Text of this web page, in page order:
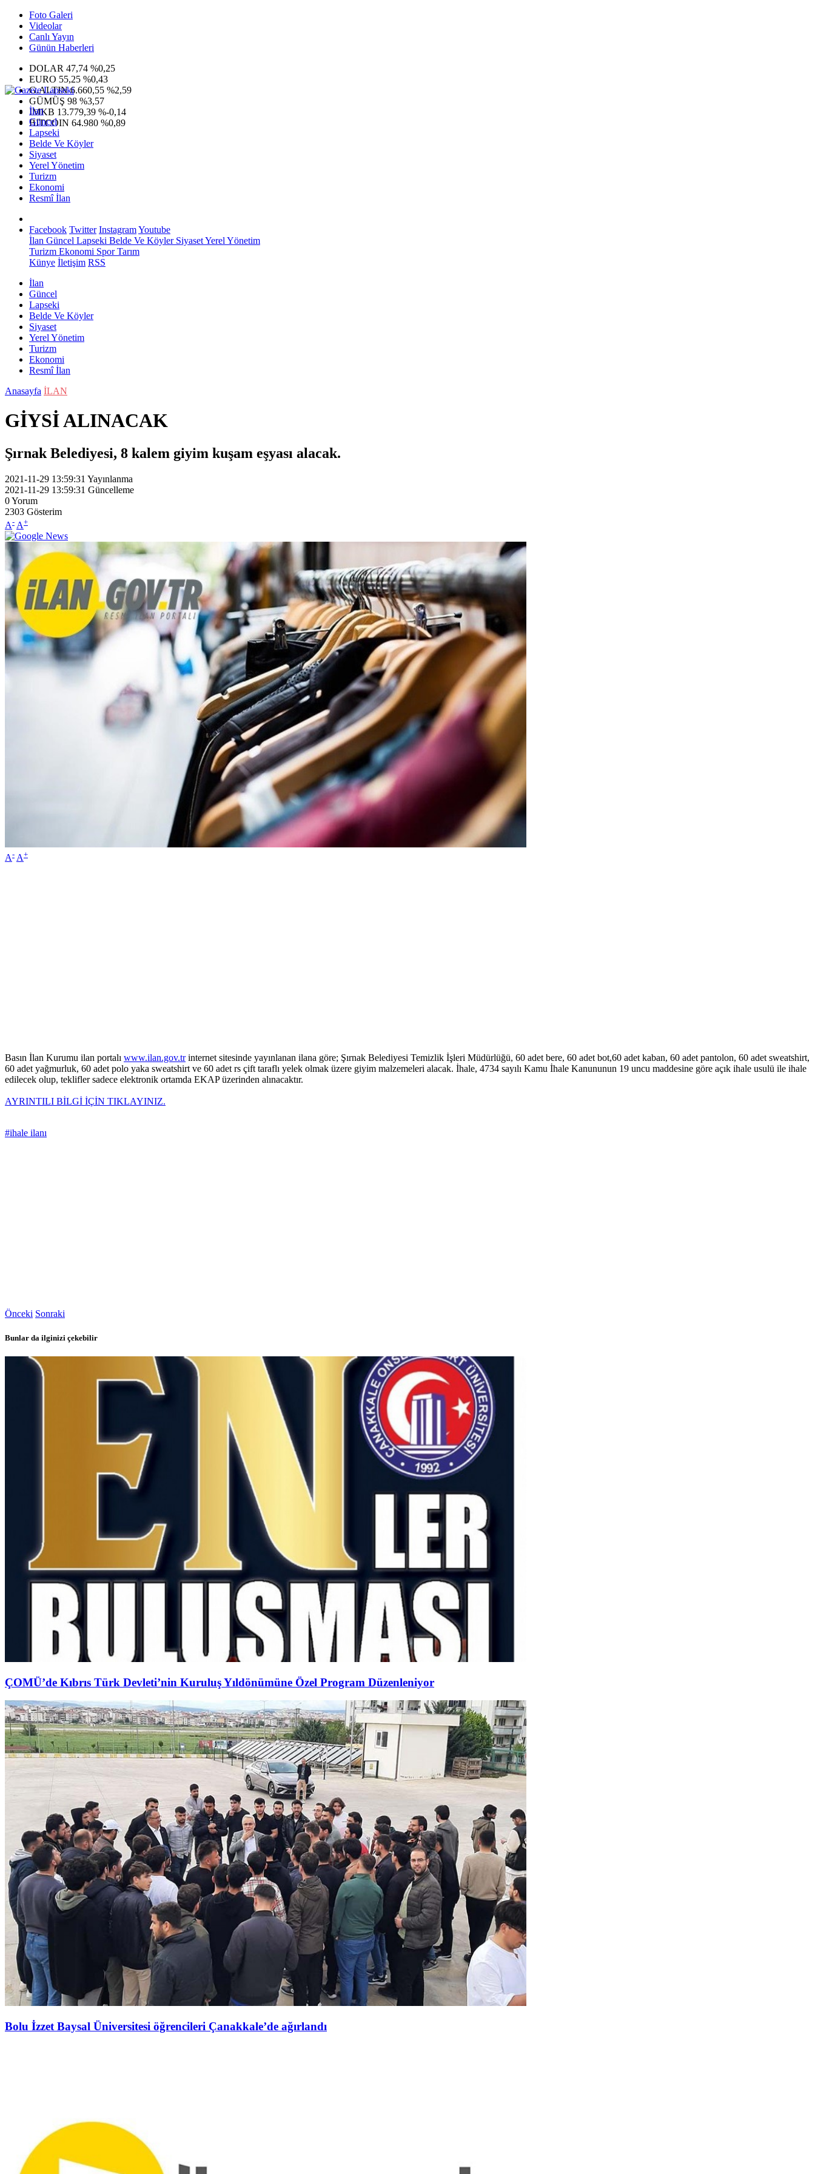
Foto Galeri
Videolar
Canlı Yayın
Günün Haberleri
DOLAR 47,74 %0,25
EURO 55,25 %0,43
G.ALTIN6.660,55 %2,59
GÜMÜŞ 98 %3,57
IMKB 13.779,39 %-0,14
BITCOIN 64.980 %0,89
İlan
Güncel
Lapseki
Belde Ve Köyler
Siyaset
Yerel Yönetim
Turizm
Ekonomi
Resmî İlan
Facebook Twitter InstagramYoutube
İlan Güncel Lapseki Belde Ve KöylerSiyasetYerel Yönetim
Turizm Ekonomi SporTarım
Künye İletişim RSS
İlan
Güncel
Lapseki
Belde Ve Köyler
Siyaset
Yerel Yönetim
Turizm
Ekonomi
Resmî İlan
Anasayfa İLAN
GİYSİ ALINACAK
Şırnak Belediyesi, 8 kalem giyim kuşam eşyası alacak.
2021-11-29 13:59:31 Yayınlanma
2021-11-29 13:59:31 Güncelleme
0Yorum
2303 Gösterim
A- A+
A- A+
Basın İlan Kurumu ilan portalı www.ilan.gov.trinternet sitesinde yayınlanan ilana göre; Şırnak Belediyesi Temizlik İşleri Müdürlüğü, 60 adet bere, 60 adet bot,60 adet kaban, 60 adet pantolon, 60 adet sweatshirt,
60 adet yağmurluk, 60 adet polo yaka sweatshirt ve 60 adet rs çift taraflı yelek olmak üzere giyim malzemeleri alacak. İhale, 4734 sayılı Kamu İhale Kanununun 19 uncu maddesine göre açık ihale usulü ile ihale
edilecek olup, teklifler sadece elektronik ortamda EKAP üzerinden alınacaktır.
AYRINTILI BİLGİ İÇİN TIKLAYINIZ.
#ihale ilanı
Önceki Sonraki
Bunlar da ilginizi çekebilir
ÇOMÜ’de Kıbrıs Türk Devleti’nin Kuruluş Yıldönümüne Özel Program Düzenleniyor
Bolu İzzet Baysal Üniversitesi öğrencileri Çanakkale’de ağırlandı